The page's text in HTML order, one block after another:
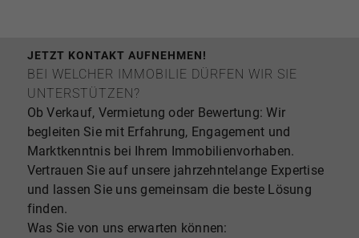
JETZT KONTAKT AUFNEHMEN!
BEI WELCHER IMMOBILIE DÜRFEN WIR SIE
UNTERSTÜTZEN?
Ob Verkauf, Vermietung oder Bewertung: Wir
begleiten Sie mit Erfahrung, Engagement und
Marktkenntnis bei Ihrem Immobilienvorhaben.
Vertrauen Sie auf unsere jahrzehntelange Expertise
und lassen Sie uns gemeinsam die beste Lösung
finden.
Was Sie von uns erwarten können: